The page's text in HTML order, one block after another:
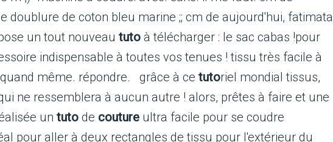
doublure de coton bleu marine ;; cm de aujourd'hui, fatimata
un tout nouveau tuto à télécharger : le sac cabas !pour
indispensable à toutes vos tenues ! tissu très facile à
même. répondre. grâce à ce tutoriel mondial tissus,
ne ressemblera à aucun autre ! alors, prêtes à faire et une
un tuto de couture ultra facile pour se coudre
pour aller à deux rectangles de tissu pour l'extérieur du